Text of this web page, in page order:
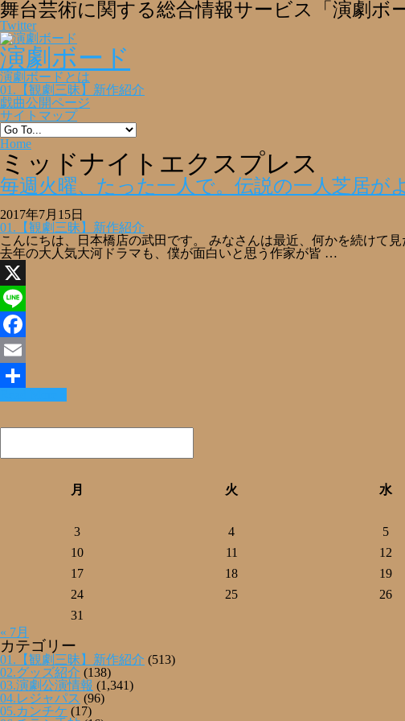
舞台芸術に関する総合情報サービス「演劇ボ
Twitter
演劇ボード
演劇ボードとは
01.【観劇三昧】新作紹介
戯曲公開ページ
サイトマップ
Home
ミッドナイトエクスプレス
毎週火曜、たった一人で。伝説の一人芝居が
2017年7月15日
01.【観劇三昧】新作紹介
こんにちは、日本橋店の武田です。 みなさんは最近、何かを続けて
去年の大人気大河ドラマも、僕が面白いと思う作家が皆 …
X
Line
Facebook
Email
共
有
月
火 水
3
4 5
10
11 12
17
18 19
24
25 26
31
« 7月
カテゴリー
01.【観劇三昧】新作紹介 (513)
02.グッズ紹介 (138)
03.演劇公演情報 (1,341)
04.レジャパス (96)
05.カンチケ (17)